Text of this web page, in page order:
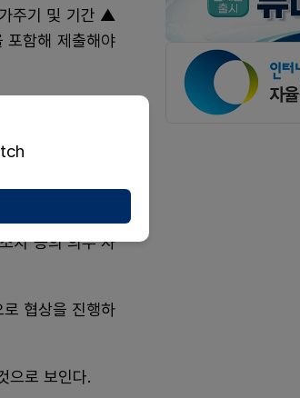
주기 및 기간 ▲
함해 제출해야
다. 이를 약평
조정한다.
전환 조치를 검
치 등의 의무 사
협상을 진행하
으로 보인다.